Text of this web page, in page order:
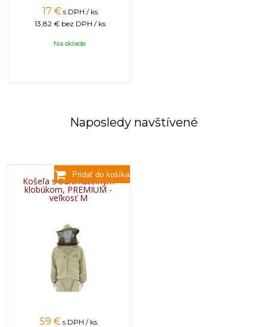
17 € s DPH / ks
13,82 € bez DPH / ks
Na sklade
Naposledy navštívené
Košeľa s odnímateľným
klobúkom, PREMIUM -
veľkosť M
59 € s DPH / ks